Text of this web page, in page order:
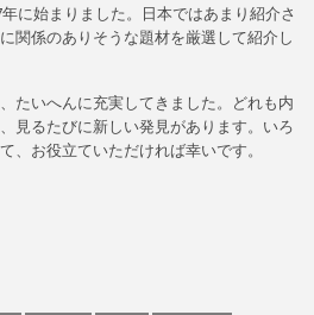
に始まりました。日本ではあまり紹介さ
関係のありそうな題材を厳選して紹介し
たいへんに充実してきました。どれも内
見るたびに新しい発見があります。いろ
、お役立ていただければ幸いです。